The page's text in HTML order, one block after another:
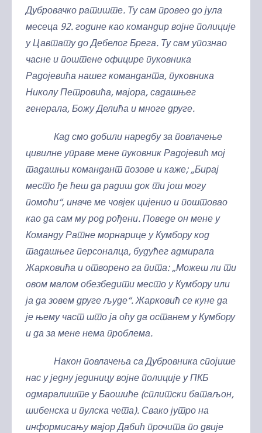
Дубровачко ратиште. Ту сам провео до јула
месеца 92. године као командир војне полиције
у Цавтату до Дебелог Брега. Ту сам упознао
часне и поштене официре пуковника
Радојевића нашег команданта, пуковника
Николу Петровића, мајора, садашњег
генерала, Божу Делића и многе друге.
Кад смо добили наредбу за повлачење
цивилне управе мене пуковник Радојевић мој
тадашњи командант позове и каже; „Бирај
место ђе ћеш да радиш док ти још могу
помоћи“, иначе ме човјек цијенио и поштовао
као да сам му род рођени. Поведе он мене у
Команду Ратне морнарице у Кумбору код
тадашњег персоналца, будућег адмирала
Жарковића и отворено га пита: „Можеш ли ти
овом малом обезбедити место у Кумбору или
ја да зовем друге људе“. Жарковић се куне да
је њему част што ја оћу да останем у Кумбору
и да за мене нема проблема.
Након повлачења са Дубровника спојише
нас у једну јединицу војне полиције у ПКБ
одмаралиште у Баошиће (сплитски батаљон,
шибенска и пулска чета). Свако јутро на
информисању мајор Дабић прочита по двије